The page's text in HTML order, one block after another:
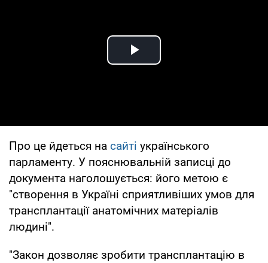
Play Video
Про це йдеться на сайті українського
парламенту. У пояснювальній записці до
документа наголошується: його метою є
"створення в Україні сприятливіших умов для
трансплантації анатомічних матеріалів
людині".
"Закон дозволяє зробити трансплантацію в